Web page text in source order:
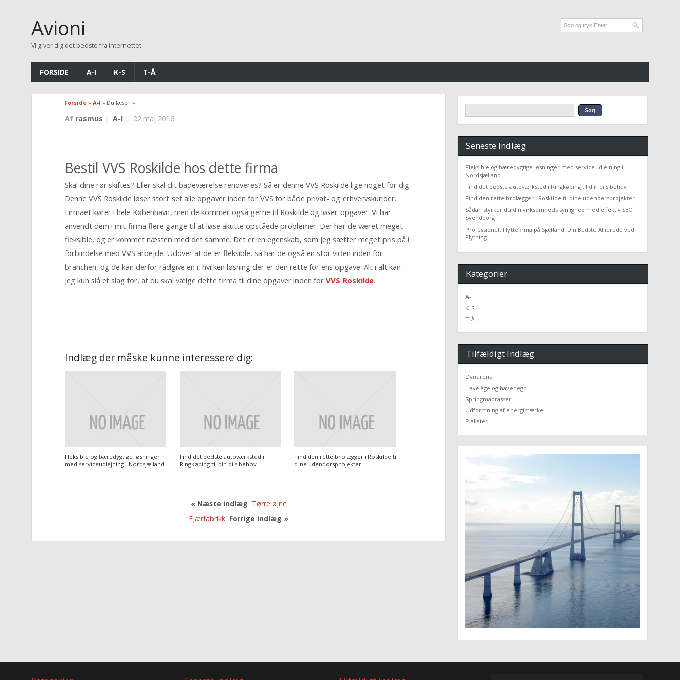
Avioni
Vi giver dig det bedste fra internettet
FORSIDE A-I K-S T-Å
Forside »A-I » Du læser »
Af rasmus |A-I | 02 maj 2016
Bestil VVS Roskilde hos dette firma
Skal dine rør skiftes? Eller skal dit badeværelse renoveres? Så er denne VVS Roskilde lige noget for dig.
Denne VVS Roskilde løser stort set alle opgaver inden for VVS for både privat- og erhvervskunder.
Firmaet kører i hele København, men de kommer også gerne til Roskilde og løser opgaver. Vi har
anvendt dem i mit firma flere gange til at løse akutte opståede problemer. Der har de været meget
fleksible, og er kommet næsten med det samme. Det er en egenskab, som jeg sætter meget pris på i
forbindelse med VVS arbejde. Udover at de er fleksible, så har de også en stor viden inden for
branchen, og de kan derfor rådgive en i, hvilken løsning der er den rette for ens opgave. Alt i alt kan
jeg kun slå et slag for, at du skal vælge dette firma til dine opgaver inden forVVS Roskilde.
Indlæg der måske kunne interessere dig:
Fleksible og bæredygtige løsninger
med serviceudlejning i Nordsjælland
Find det bedste autoværksted i
Ringkøbing til din bils behov
Find den rette brolægger i Roskilde til
dine udendørsprojekter
« Næste indlæg Tørre øjne
Fjærfabrikk Forrige indlæg »
Seneste Indlæg
Fleksible og bæredygtige løsninger med serviceudlejning i
Nordsjælland
Find det bedste autoværksted i Ringkøbing til din bils behov
Find den rette brolægger i Roskilde til dine udendørsprojekter
Sådan styrker du din virksomheds synlighed med effektiv SEO i
Svendborg
Professionelt Flyttefirma på Sjælland: Din Bedste Allierede ved
Flytning
Kategorier
A-I
K-S
T-Å
Tilfældigt Indlæg
Dynerens
Havelåge og havehegn
Springmadrasser
Udformning af energimærke
Plakater